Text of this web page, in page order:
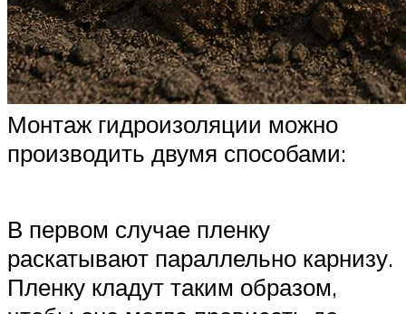
Монтаж гидроизоляции можно
производить двумя способами:
В первом случае пленку
раскатывают параллельно карнизу.
Пленку кладут таким образом,